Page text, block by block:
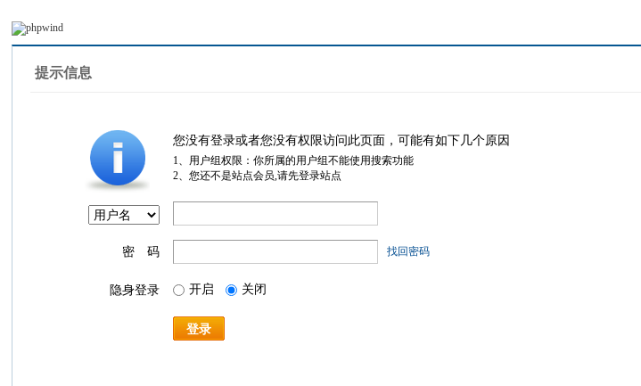
提示信息
您没有登录或者您没有权限访问此页面，可能有如下几个原因
1、用户组权限：你所属的用户组不能使用搜索功能
2、您还不是站点会员,请先登录站点
密 码 找回密码
隐身登录 开启 关闭
登录